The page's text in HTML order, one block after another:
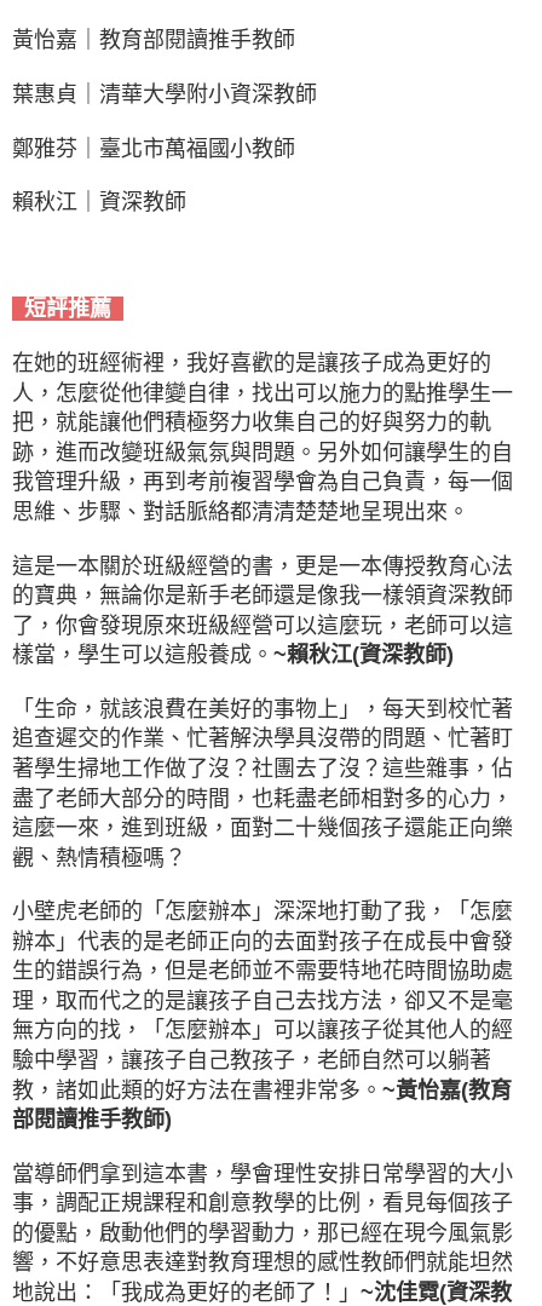
黃怡嘉｜教育部閱讀推手教師
葉惠貞｜清華大學附小資深教師
鄭雅芬｜臺北市萬福國小教師
賴秋江｜資深教師
短評推薦
在她的班經術裡，我好喜歡的是讓孩子成為更好的
人，怎麼從他律變自律，找出可以施力的點推學生一
把，就能讓他們積極努力收集自己的好與努力的軌
跡，進而改變班級氣氛與問題。另外如何讓學生的自
我管理升級，再到考前複習學會為自己負責，每一個
思維、步驟、對話脈絡都清清楚楚地呈現出來。
這是一本關於班級經營的書，更是一本傳授教育心法
的寶典，無論你是新手老師還是像我一樣領資深教師
了，你會發現原來班級經營可以這麼玩，老師可以這
樣當，學生可以這般養成。 ~賴秋江(資深教師)
「生命，就該浪費在美好的事物上」，每天到校忙著
追查遲交的作業、忙著解決學具沒帶的問題、忙著盯
著學生掃地工作做了沒？社團去了沒？這些雜事，佔
盡了老師大部分的時間，也耗盡老師相對多的心力，
這麼一來，進到班級，面對二十幾個孩子還能正向樂
觀、熱情積極嗎？
小壁虎老師的「怎麼辦本」深深地打動了我，「怎麼
辦本」代表的是老師正向的去面對孩子在成長中會發
生的錯誤行為，但是老師並不需要特地花時間協助處
理，取而代之的是讓孩子自己去找方法，卻又不是毫
無方向的找，「怎麼辦本」可以讓孩子從其他人的經
驗中學習，讓孩子自己教孩子，老師自然可以躺著
教，諸如此類的好方法在書裡非常多。 ~黃怡嘉(教育
部閱讀推手教師)
當導師們拿到這本書，學會理性安排日常學習的大小
事，調配正規課程和創意教學的比例，看見每個孩子
的優點，啟動他們的學習動力，那已經在現今風氣影
響，不好意思表達對教育理想的感性教師們就能坦然
地說出：「我成為更好的老師了！」 ~沈佳霓(資深教